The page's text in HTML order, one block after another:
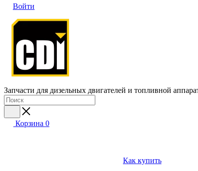
Войти
Запчасти для дизельных двигателей и топливной
Корзина 0
Как купить